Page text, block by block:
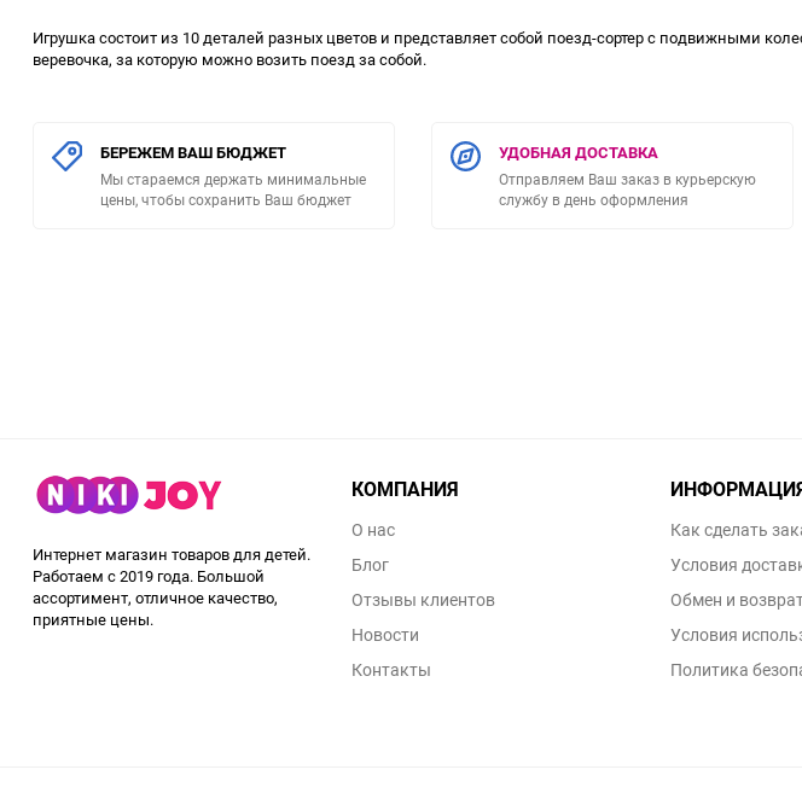
Игрушка состоит из 10 деталей разных цветов и представляет собой поезд-сортер с подвижными
веревочка, за которую можно возить поезд за собой.
БЕРЕЖЕМ ВАШ БЮДЖЕТ
Мы стараемся держать минимальные
цены, чтобы сохранить Ваш бюджет
УДОБНАЯ ДОСТАВКА
Отправляем Ваш заказ в курьерскую
службу в день оформления
Интернет магазин товаров для детей.
Работаем с 2019 года. Большой
ассортимент, отличное качество,
приятные цены.
КОМПАНИЯ
О нас
Блог
Отзывы клиентов
Новости
Контакты
Как сделать
Условия
Обмен и
Условия
Политика